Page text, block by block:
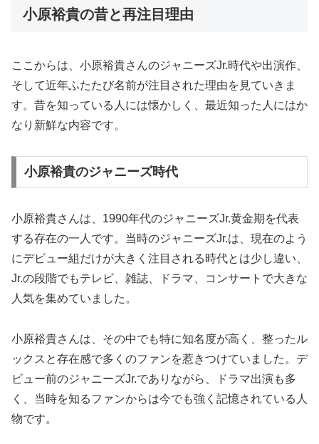
小原裕貴の昔と再注目理由
ここからは、小原裕貴さんのジャニーズJr.時代や出演作、
そして近年ふたたび名前が注目された理由を見ていきま
す。昔を知っている人には懐かしく、最近知った人にはか
なり新鮮な内容です。
小原裕貴のジャニーズ時代
小原裕貴さんは、1990年代のジャニーズJr.黄金期を代表
する存在の一人です。当時のジャニーズJr.は、現在のよう
にデビュー組だけが大きく注目される時代とは少し違い、
Jr.の段階でもテレビ、雑誌、ドラマ、コンサートで大きな
人気を集めていました。
小原裕貴さんは、その中でも特に知名度が高く、整ったル
ックスと存在感で多くのファンを惹きつけていました。デ
ビュー前のジャニーズJr.でありながら、ドラマ出演も多
く、当時を知るファンからは今でも強く記憶されている人
物です。